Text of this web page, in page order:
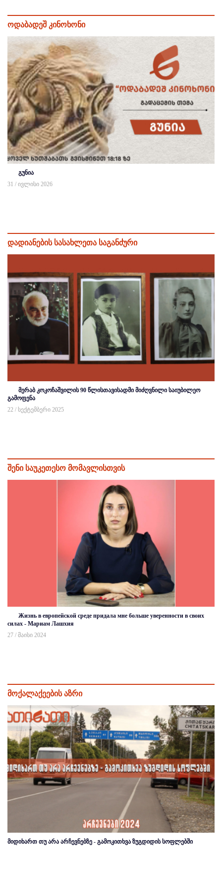
ოდაბადეშ კინოხონი
გუნია
31 / ივლისი 2026
დადიანების სასახლეთა საგანძური
მერაბ კოკოჩაშვილის 90 წლისთავისადმი მიძღვნილი საიუბილეო
გამოფენა
22 / სექტემბერი 2025
შენი საუკეთესო მომავლისთვის
Жизнь в европейской среде придала мне больше уверенности в своих
силах - Мариам Лашхия
27 / მაისი 2024
მოქალაქეების აზრი
მიდიხართ თუ არა არჩევნებზე - გამოკითხვა ზუგდიდის სოფლებში